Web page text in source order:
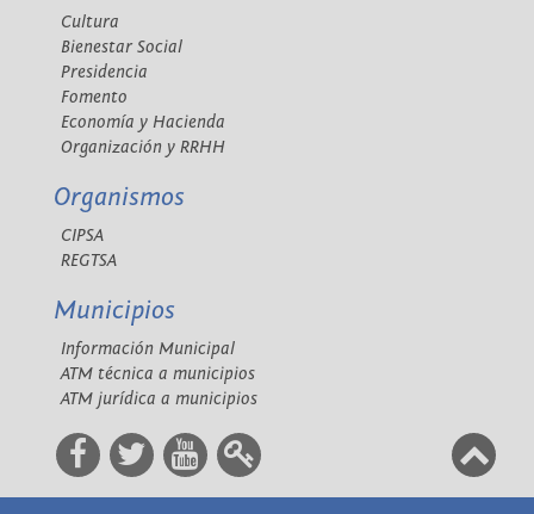
Cultura
Bienestar Social
Presidencia
Fomento
Economía y Hacienda
Organización y RRHH
Organismos
CIPSA
REGTSA
Municipios
Información Municipal
ATM técnica a municipios
ATM jurídica a municipios